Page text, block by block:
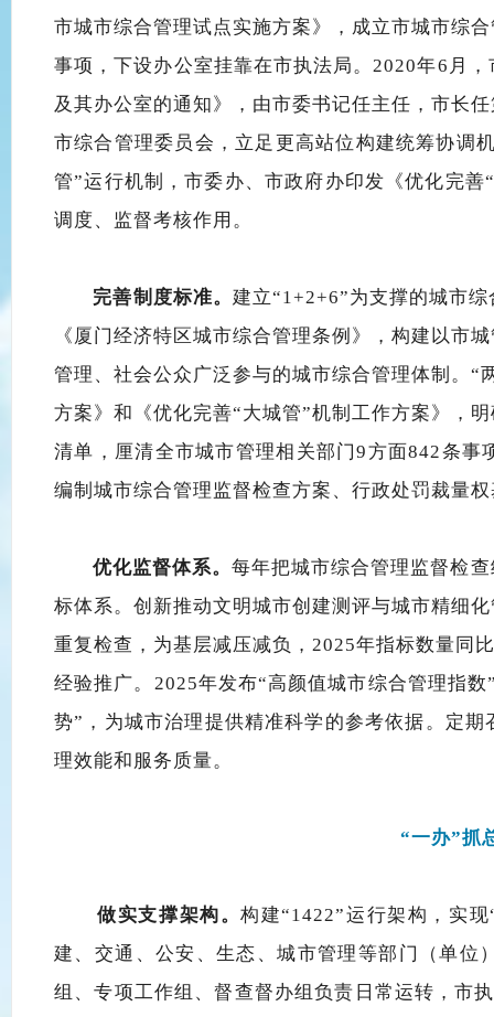
市城市综合管理试点实施方案》，成立市城市综
事项，下设办公室挂靠在市执法局。2020年6月
及其办公室的通知》， 由市委书记任主任，市长
市综合管理委员会， 立足更高站位构建统筹协调
管”运行机制，市委办、市政府办印发《优化完善
调度、监督考核作用 。
完善制度标准。 建立“1+2+6”为支撑的城市
《厦门经济特区城市综合管理条例》
， 构建以市
管理、社会公众广泛参与的城市综合管理体制 。 “
方案》和《优化完善“大城管”机制工作方案》，
清单， 厘清全市城市管理相关部门9方面842条事
编制城市综合管理监督检查方案、行政处罚裁量
优化监督体系。每年把城市综合管理监督检
标体系。 创新推动文明城市创建测评与城市精细
重复检查，为基层减压减负， 2025年指标数量同
经验推广。 2025年发布“高颜值城市综合管理指数
势”，为城市治理提供精准科学的参考依据。定
理效能和服务质量。
“一办”抓
做实支撑架构。构建“1422”运行架构，实现
建、交通、公安、生态、城市管理等部门（单位
组、专项工作组、督查督办组负责日常运转，市